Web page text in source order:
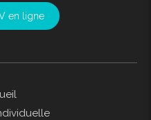
en ligne